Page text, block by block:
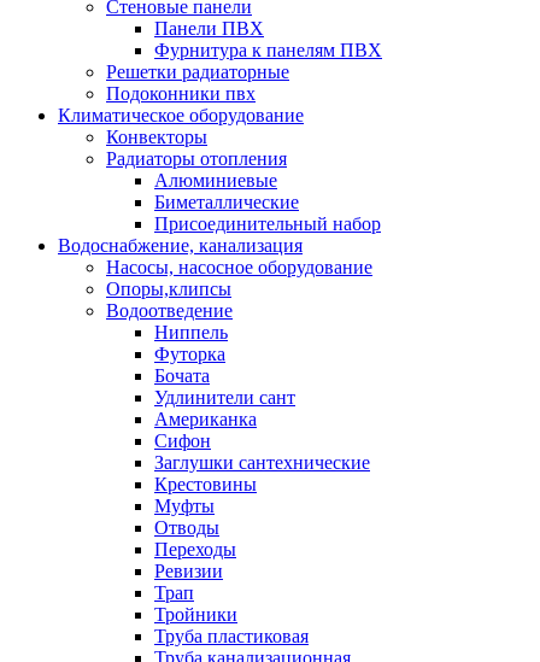
Стеновые панели
Панели ПВХ
Фурнитура к панелям ПВХ
Решетки радиаторные
Подоконники пвх
Климатическое оборудование
Конвекторы
Радиаторы отопления
Алюминиевые
Биметаллические
Присоединительный набор
Водоснабжение, канализация
Насосы, насосное оборудование
Опоры,клипсы
Водоотведение
Ниппель
Футорка
Бочата
Удлинители сант
Американка
Сифон
Заглушки сантехнические
Крестовины
Муфты
Отводы
Переходы
Ревизии
Трап
Тройники
Труба пластиковая